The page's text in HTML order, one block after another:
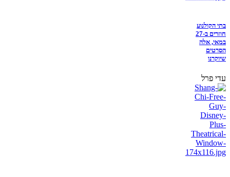
בתי הקולנוע
חוזרים ב-27
במאי, אלה
הסרטים
שיוקרנו
עדי פרל